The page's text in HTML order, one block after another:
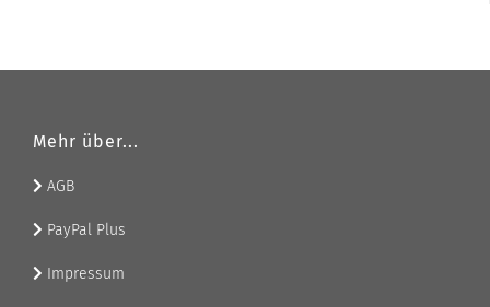
Mehr über...
AGB
PayPal Plus
Impressum